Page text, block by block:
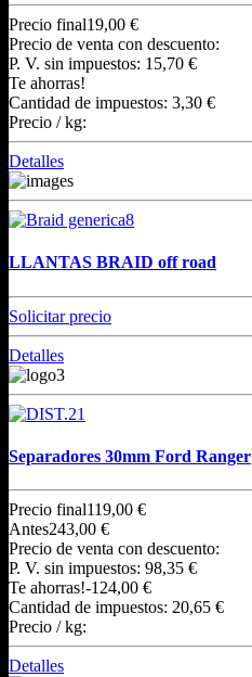
Precio final19,00 €
Precio de venta con descuento:
P. V. sin impuestos: 15,70 €
Te ahorras!
Cantidad de impuestos: 3,30 €
Precio / kg:
Detalles
LLANTAS BRAID off road
Solicitar precio
Detalles
Separadores 30mm Ford Ranger
Precio final119,00 €
Antes243,00 €
Precio de venta con descuento:
P. V. sin impuestos: 98,35 €
Te ahorras!-124,00 €
Cantidad de impuestos: 20,65 €
Precio / kg:
Detalles